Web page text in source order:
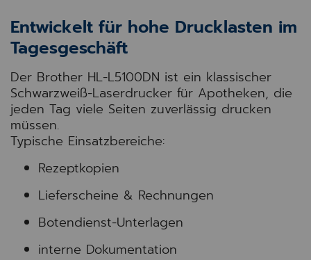
Entwickelt für hohe Drucklasten im
Tagesgeschäft
Der Brother HL-L5100DN ist ein klassischer
Schwarzweiß-Laserdrucker für Apotheken, die
jeden Tag viele Seiten zuverlässig drucken
müssen.
Typische Einsatzbereiche:
Rezeptkopien
Lieferscheine & Rechnungen
Botendienst-Unterlagen
interne Dokumentation